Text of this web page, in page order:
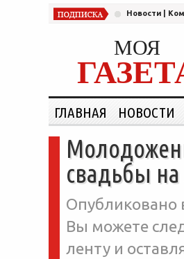
Новости
МОЯ
ГЛАВНАЯ НОВОСТИ
свадьбы
Опубликовано
Вы можете
ленту и